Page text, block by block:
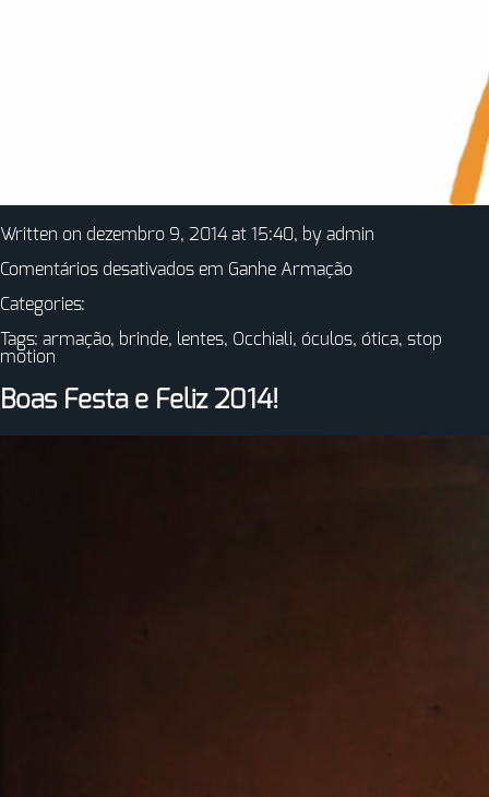
Written on dezembro 9, 2014 at 15:40, by admin
Comentários desativados em Ganhe Armação
Categories:
Tags: armação, brinde, lentes, Occhiali, óculos, ótica, stop
motion
Boas Festa e Feliz 2014!